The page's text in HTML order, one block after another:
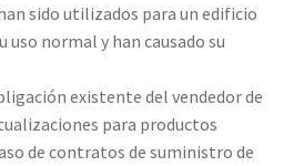
sido utilizados para un edificio
uso normal y han causado su
existente del vendedor de
para productos
de contratos de suministro de